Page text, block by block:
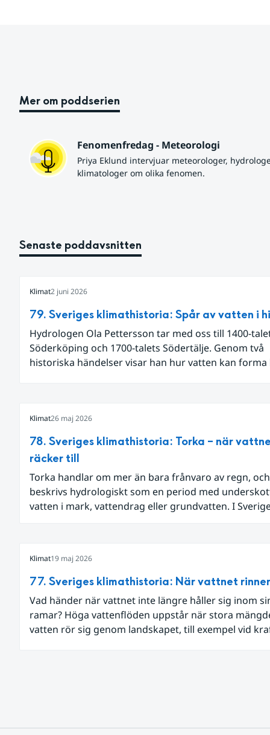
Mer om poddserien
Fenomenfredag - Meteorologi
Priya Eklund intervjuar meteorologer,
klimatologer om olika fenomen.
Senaste poddavsnitten
Klimat2 juni 2026
79. Sveriges klimathistoria: Spår av vatten i
Hydrologen Ola Pettersson tar med oss till 1400-
Söderköping och 1700-talets Södertälje. Genom två
historiska händelser visar han hur vatten kan forma
Klimat26 maj 2026
78. Sveriges klimathistoria: Torka – när
räcker till
Torka handlar om mer än bara frånvaro av regn, och
beskrivs hydrologiskt som en period med
vatten i mark, vattendrag eller grundvatten. I
Klimat19 maj 2026
77. Sveriges klimathistoria: När vattnet
Vad händer när vattnet inte längre håller sig inom
ramar? Höga vattenflöden uppstår när stora
vatten rör sig genom landskapet, till exempel vid